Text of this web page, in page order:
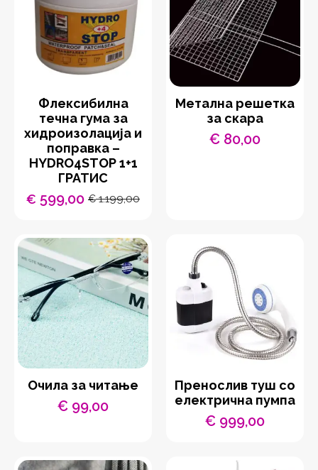
Флексибилна
течна гума за
хидроизолација и
поправка –
HYDRO4STOP 1+1
ГРАТИС
€1.199,00
Original
was:
€ 1.199,00.
€ 599,00Current
is:
€ 599,00.
Метална решетка
за скара
€ 80,00
Очила за читање
€ 99,00
Пренослив туш со
електрична пумпа
€ 999,00